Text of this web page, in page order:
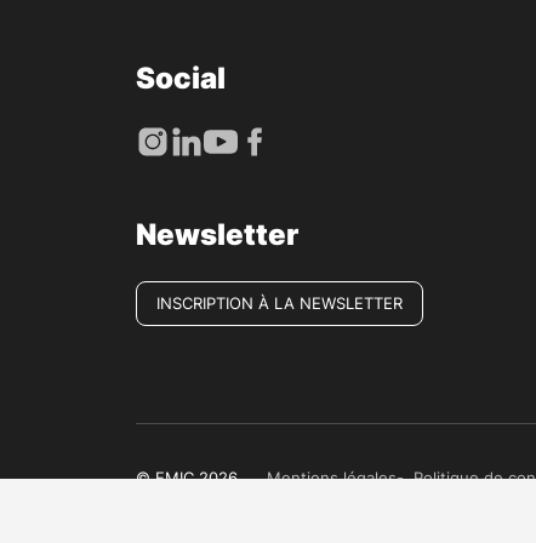
Social
Newsletter
INSCRIPTION À LA NEWSLETTER
© EMIC 2026 Mentions légales Politique de